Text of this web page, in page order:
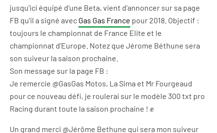
jusqu’ici équipé d’une Beta, vient d’annoncer sur sa page
FB qu’il a signé avec Gas Gas France pour 2018. Objectif :
toujours le championnat de France Elite et le
championnat d’Europe. Notez que Jérome Béthune sera
son suiveur la saison prochaine.
Son message sur la page FB :
Je remercie @GasGas Motos, La Sima et Mr Fourgeaud
pour ce nouveau défi, je roulerai sur le modèle 300 txt pro
Racing durant toute la saison prochaine ! ✊
Un grand merci @Jérôme Bethune qui sera mon suiveur